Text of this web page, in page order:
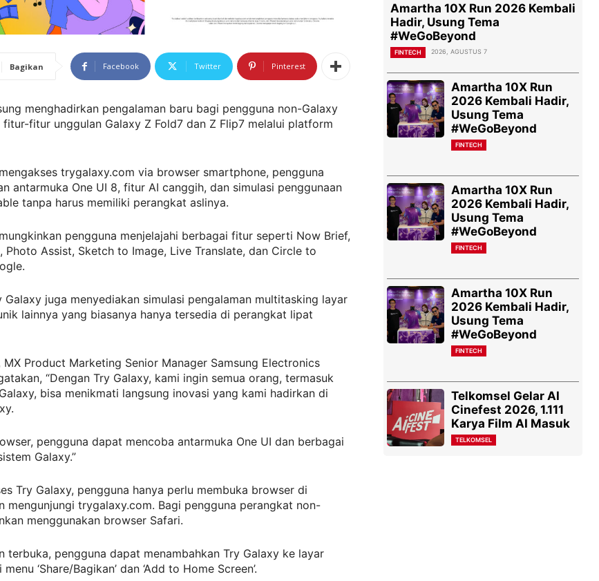
Bagikan Facebook Twitter Pinterest
menghadirkan pengalaman baru bagi pengguna non-Galaxy
fitur unggulan Galaxy Z Fold7 dan Z Flip7 melalui platform
trygalaxy.com via browser smartphone, pengguna
antarmuka One UI 8, fitur AI canggih, dan simulasi penggunaan
tanpa harus memiliki perangkat aslinya.
pengguna menjelajahi berbagai fitur seperti Now Brief,
Photo Assist, Sketch to Image, Live Translate, dan Circle to
Galaxy juga menyediakan simulasi pengalaman multitasking layar
lainnya yang biasanya hanya tersedia di perangkat lipat
MX Product Marketing Senior Manager Samsung Electronics
“Dengan Try Galaxy, kami ingin semua orang, termasuk
bisa menikmati langsung inovasi yang kami hadirkan di
pengguna dapat mencoba antarmuka One UI dan berbagai
Galaxy.”
Try Galaxy, pengguna hanya perlu membuka browser di
mengunjungi trygalaxy.com. Bagi pengguna perangkat non-
menggunakan browser Safari.
terbuka, pengguna dapat menambahkan Try Galaxy ke layar
‘Share/Bagikan’ dan ‘Add to Home Screen’.
Amartha 10X Run 2026 Kembali
Hadir, Usung Tema
#WeGoBeyond
FINTECH 2026, AGUSTUS 7
Amartha 10X Run
2026 Kembali Hadir,
Usung Tema
#WeGoBeyond
FINTECH
Amartha 10X Run
2026 Kembali Hadir,
Usung Tema
#WeGoBeyond
FINTECH
Amartha 10X Run
2026 Kembali Hadir,
Usung Tema
#WeGoBeyond
FINTECH
Telkomsel Gelar AI
Cinefest 2026, 1.111
Karya Film AI Masuk
TELKOMSEL